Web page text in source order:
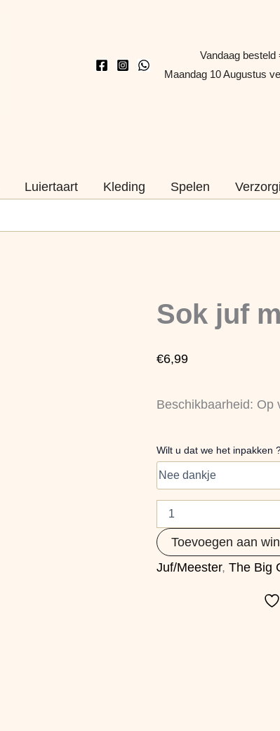
Vandaag besteld
Maandag 10 Augustus
Luiertaart Kleding Spelen
Sok juf
€6,99
Beschikbaarheid: Op
Wilt u dat we het inpakken
maat
36/40
Toevoegen aan
Juf/Meester, The Big